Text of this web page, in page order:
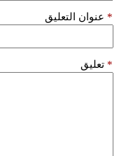
عنوان التعليق *
تعليق *